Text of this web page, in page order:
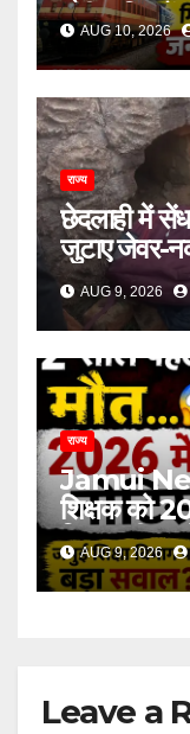
उठीAUG 10, 2026
राज्य
छेदलाही में
जुटाए जेवर-
कोहराम
AUG 9, 2026
राज्य
Jamui
शिक्षक को
विभाग की
AUG 9, 2026
Leave a